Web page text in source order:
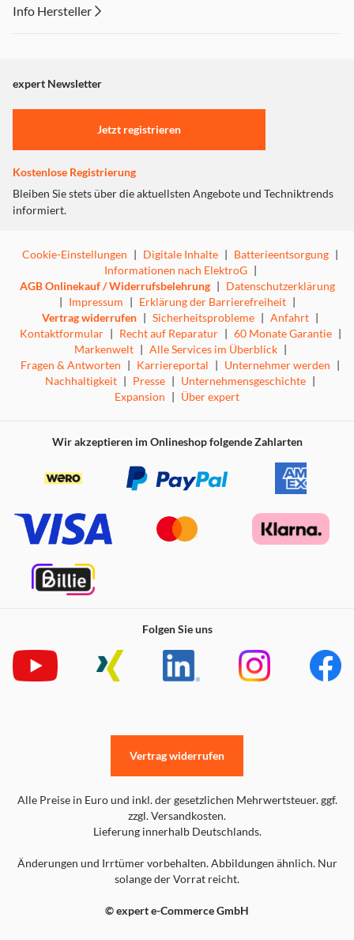
Info Hersteller
"Marketing".
Einstellungen anpassen
expert Newsletter
Jetzt registrieren
Kostenlose Registrierung
Bleiben Sie stets über die aktuellsten Angebote und Techniktrends
informiert.
Cookie-Einstellungen | Digitale Inhalte | Batterieentsorgung |
Informationen nach ElektroG |
AGB Onlinekauf / Widerrufsbelehrung | Datenschutzerklärung
| Impressum | Erklärung der Barrierefreiheit |
Vertrag widerrufen | Sicherheitsprobleme | Anfahrt |
Kontaktformular | Recht auf Reparatur | 60 Monate Garantie |
Markenwelt | Alle Services im Überblick |
Fragen & Antworten | Karriereportal | Unternehmer werden |
Nachhaltigkeit | Presse | Unternehmensgeschichte |
Expansion | Über expert
Wir akzeptieren im Onlineshop folgende Zahlarten
Folgen Sie uns
Alle Preise in Euro und inkl. der gesetzlichen Mehrwertsteuer. ggf.
zzgl. Versandkosten.
Lieferung innerhalb Deutschlands.
Änderungen und Irrtümer vorbehalten. Abbildungen ähnlich. Nur
solange der Vorrat reicht.
© expert e-Commerce GmbH
Vertrag widerrufen